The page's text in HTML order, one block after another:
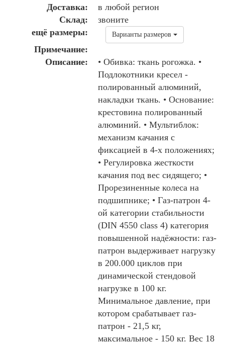
Доставка:
в любой регион
Склад:
звоните
ещё размеры:
Варианты размеров
Примечание:
Описание:
• Обивка: ткань рогожка. •
Подлокотники кресел -
полированный алюминий,
накладки ткань. • Основание:
крестовина полированный
алюминий. • Мультиблок:
механизм качания с
фиксацией в 4-х положениях;
• Регулировка жесткости
качания под вес сидящего; •
Прорезиненные колеса на
подшипнике; • Газ-патрон 4-
ой категории стабильности
(DIN 4550 class 4) категория
повышенной надёжности: газ-
патрон выдерживает нагрузку
в 200.000 циклов при
динамической стендовой
нагрузке в 100 кг.
Минимальное давление, при
котором срабатывает газ-
патрон - 21,5 кг,
максимальное - 150 кг. Вес 18